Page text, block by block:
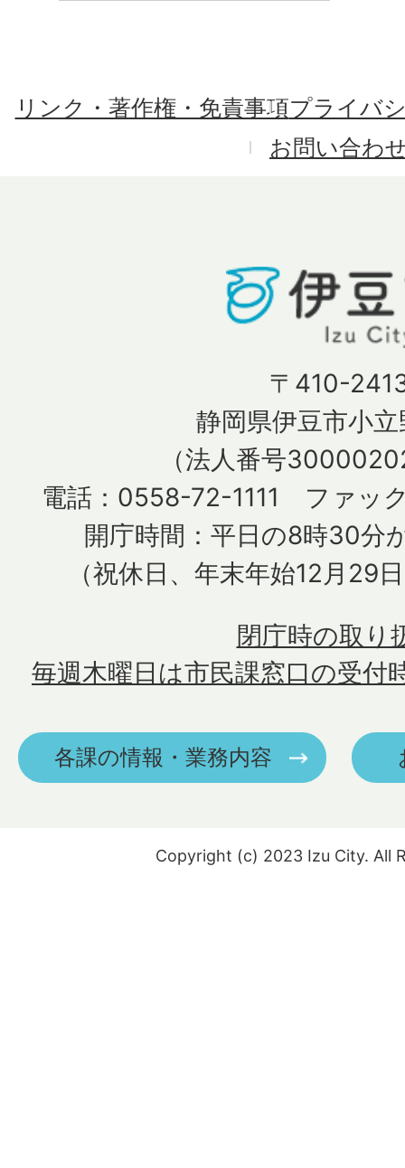
リンク・著作権・免責事項プライバ
お問い合わ
〒410-
静岡県伊豆市小
（法人番号
電話：0558-72-1111 ファッ
開庁時間：平日の8時30分
（祝休日、年末年始12月29
毎週木曜日は市民課窓口の受付
閉庁時の取り
各課の情報・業務内容
Copyright (c) 2023 Izu City. All